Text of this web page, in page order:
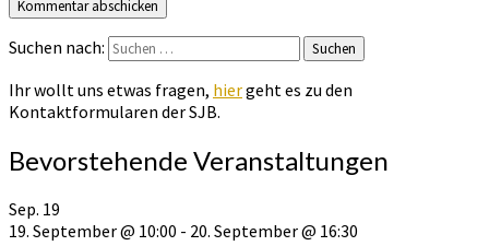
Suchen nach: Suchen
Ihr wollt uns etwas fragen, hiergeht es zu den
Kontaktformularen der SJB.
Bevorstehende Veranstaltungen
Sep. 19
19. September @ 10:00 - 20. September @ 16:30